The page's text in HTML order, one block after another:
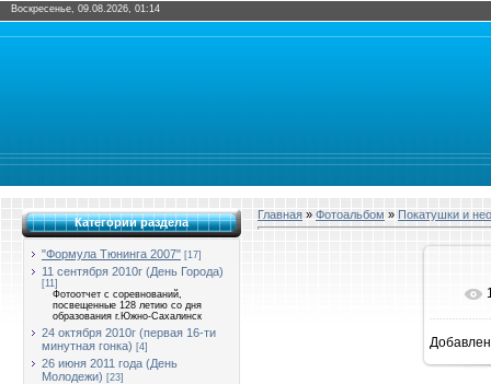
Воскресенье, 09.08.2026, 01:14
Категории раздела
"Формула Тюнинга 2007" [17]
11 сентября 2010г (День Города)
[11]
Фотоотчет с соревнований,
посвещенные 128 летию со дня
образования г.Южно-Сахалинск
24 октября 2010г (первая 16-ти
минутная гонка) [4]
26 июня 2011 года (День
Молодежи) [23]
Главная » Фотоальбом » Покатушки и